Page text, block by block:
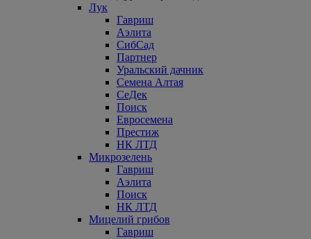
Лук
Гавриш
Аэлита
СибСад
Партнер
Уральский дачник
Семена Алтая
СеДек
Поиск
Евросемена
Престиж
НК ЛТД
Микрозелень
Гавриш
Аэлита
Поиск
НК ЛТД
Мицелий грибов
Гавриш